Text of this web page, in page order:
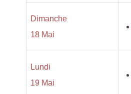
Dimanche
18 Mai
Lundi
19 Mai